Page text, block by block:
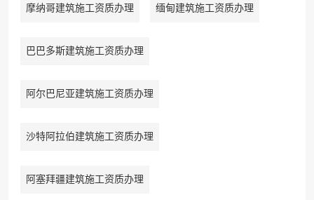
摩纳哥建筑施工资质办理 缅甸建筑施工资质办理
巴巴多斯建筑施工资质办理
阿尔巴尼亚建筑施工资质办理
沙特阿拉伯建筑施工资质办理
阿塞拜疆建筑施工资质办理